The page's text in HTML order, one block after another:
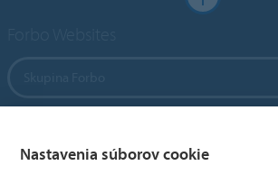
Nastavenia súborov cookie